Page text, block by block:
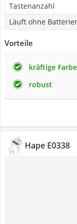
Tastenanzahl
Läuft ohne
Vorteile
kräftige
robust
Hape E0338